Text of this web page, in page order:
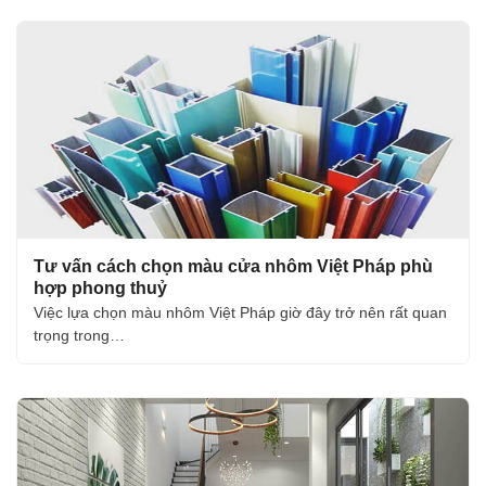
Tư vấn cách chọn màu cửa nhôm Việt Pháp phù
hợp phong thuỷ
Việc lựa chọn màu nhôm Việt Pháp giờ đây trở nên rất quan
trọng trong…